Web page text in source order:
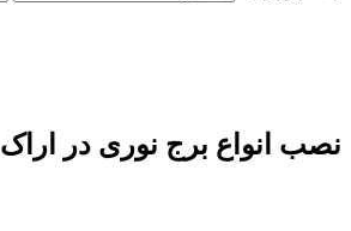
نصب انواع برج نوری در اراک